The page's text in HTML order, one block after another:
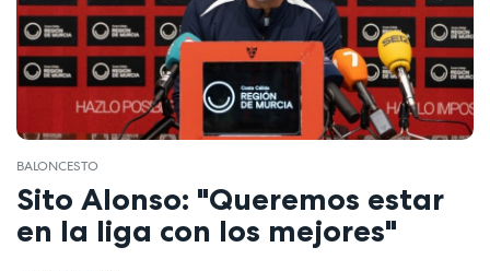
BALONCESTO
Sito Alonso: "Queremos estar
en la liga con los mejores"